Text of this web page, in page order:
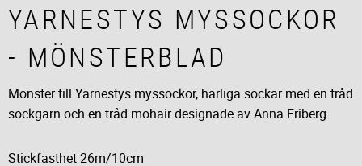
YARNESTYS MYSSOCKOR
- MÖNSTERBLAD
Mönster till Yarnestys myssockor, härliga sockar med en tråd
sockgarn och en tråd mohair designade av Anna Friberg.
Stickfasthet 26m/10cm